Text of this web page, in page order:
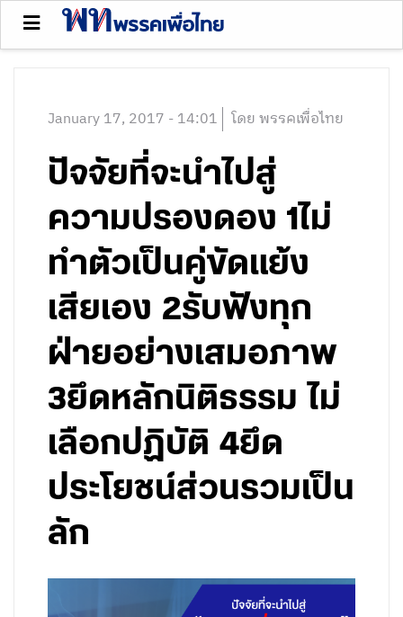
January 17, 2017 - 14:01 โดย พรรคเพื่อไทย
ปัจจัยที่จะนำไปสู่
ความปรองดอง 1ไม่
ทำตัวเป็นคู่ขัดแย้ง
เสียเอง 2รับฟังทุก
ฝ่ายอย่างเสมอภาพ
3ยึดหลักนิติธรรม ไม่
เลือกปฏิบัติ 4ยึด
ประโยชน์ส่วนรวมเป็น
ลัก